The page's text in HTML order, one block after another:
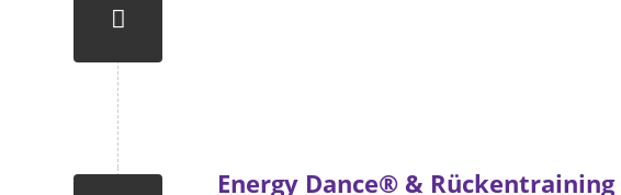
Energy Dance® & Rückentraining